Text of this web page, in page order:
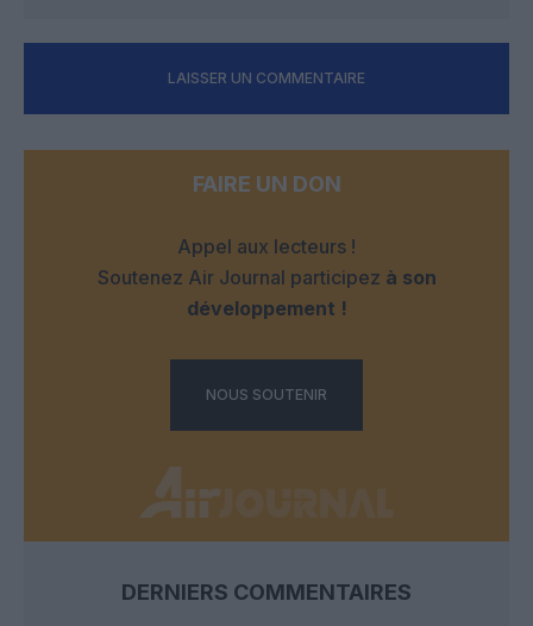
LAISSER UN COMMENTAIRE
FAIRE UN DON
Appel aux lecteurs !
Soutenez Air Journal participez à son
développement !
NOUS SOUTENIR
DERNIERS COMMENTAIRES